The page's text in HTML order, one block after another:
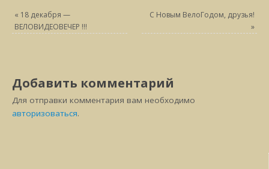
« 18 декабря —
ВЕЛОВИДЕОВЕЧЕР !!!
С Новым ВелоГодом, друзья!
»
Добавить комментарий
Для отправки комментария вам необходимо
авторизоваться.